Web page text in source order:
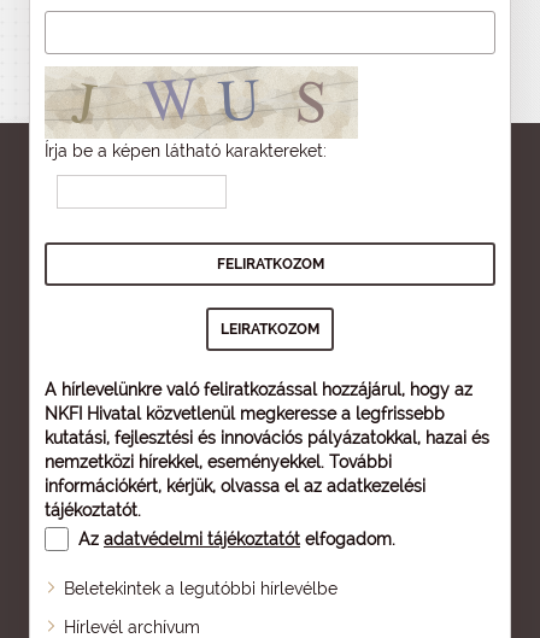
Írja be a képen látható karaktereket:
A hírlevelünkre való feliratkozással hozzájárul, hogy az
NKFI Hivatal közvetlenül megkeresse a legfrissebb
kutatási, fejlesztési és innovációs pályázatokkal, hazai és
nemzetközi hírekkel, eseményekkel. További
információkért, kérjük, olvassa el az adatkezelési
tájékoztatót.
Az adatvédelmi tájékoztatót elfogadom.
Beletekintek a legutóbbi hírlevélbe
Hírlevél archívum
Oldaltérkép